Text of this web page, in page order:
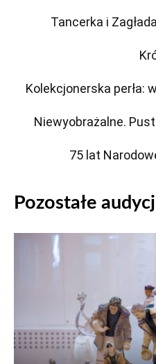
Tancerka i
Kolekcjonerska perła:
Niewyobrażalne.
75 lat
Pozostałe
Odtwarzacz